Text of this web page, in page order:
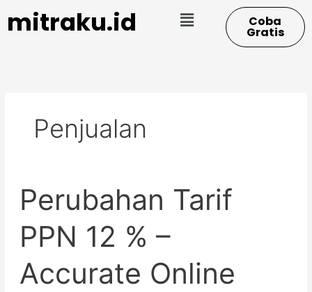
mitraku.id Menu Coba
Gratis
Penjualan
Perubahan Tarif
PPN 12 % –
Accurate Online
Tarif
PPN
%
Accurate
Online